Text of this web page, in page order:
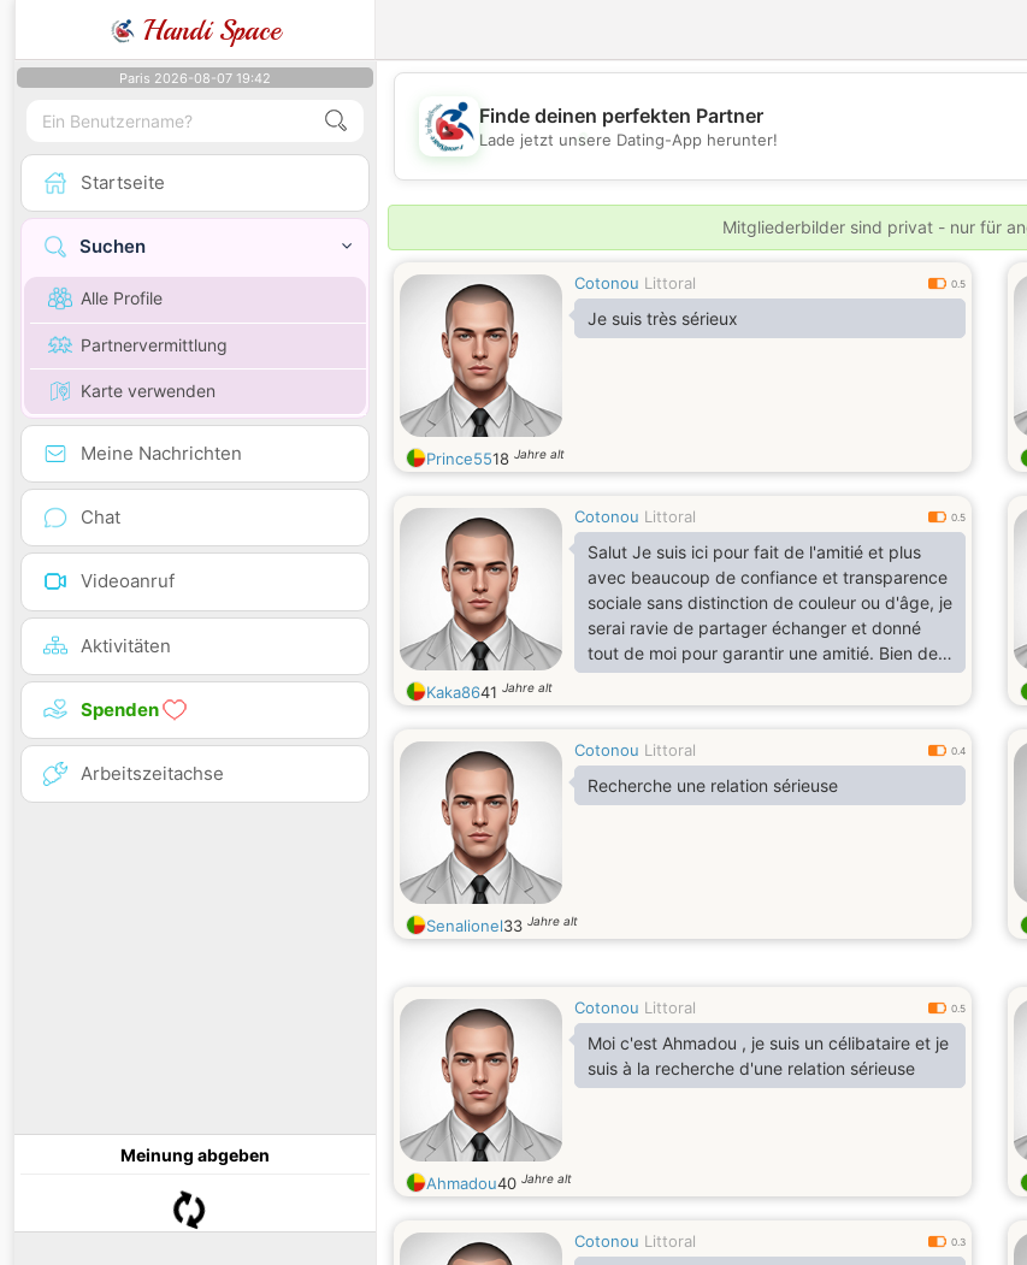
Handi Space
Paris 2026-08-07 19:42
Startseite
Suchen
Alle Profile
Partnervermittlung
Karte verwenden
Meine Nachrichten
Chat
Videoanruf
Aktivitäten
Spenden
Arbeitszeitachse
Meinung abgeben
💕
Finde deinen perfekten Partner
Lade jetzt unsere Dating-App herunter!
Mitgliederbilder sind privat - nur für
Cotonou Littoral 0.5
Je suis très sérieux
Prince5518 Jahre alt
Cotonou Littoral 0.5
Salut Je suis ici pour fait de l'amitié et plus
avec beaucoup de confiance et transparence
sociale sans distinction de couleur ou d'âge, je
serai ravie de partager échanger et donné
tout de moi pour garantir une amitié. Bien de
choses à vous bisous
Kaka8641 Jahre alt
Cotonou Littoral 0.4
Recherche une relation sérieuse
Senalionel33 Jahre alt
Cotonou Littoral 0.5
Moi c'est Ahmadou , je suis un célibataire et je
suis à la recherche d'une relation sérieuse
Ahmadou40 Jahre alt
Cotonou Littoral 0.3